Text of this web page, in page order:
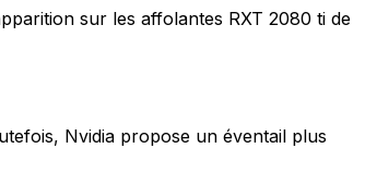
sur les affolantes RXT 2080 ti de
Nvidia propose un éventail plus